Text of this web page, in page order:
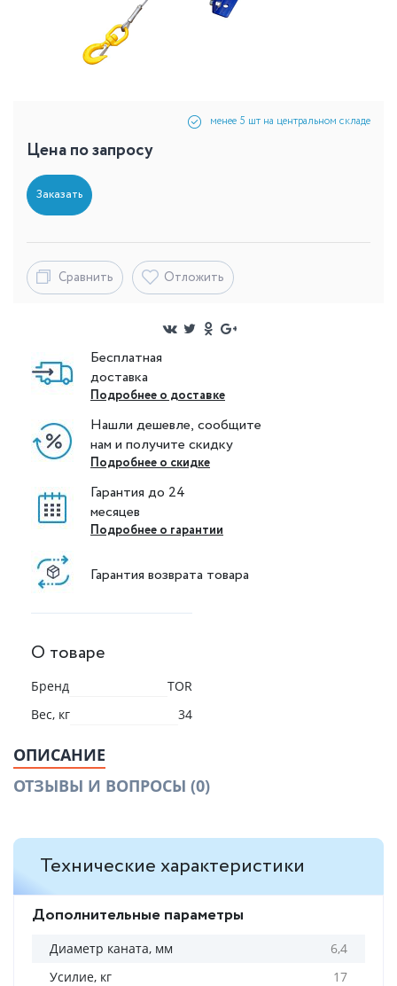
менее 5 шт на центральном складе
Цена по запросу
Заказать
Сравнить Отложить
Бесплатная
доставка
Подробнее о доставке
Нашли дешевле, сообщите
нам и получите скидку
Подробнее о скидке
Гарантия до 24
месяцев
Подробнее о гарантии
Гарантия возврата товара
О товаре
Бренд
TOR
Вес, кг
34
ОПИСАНИЕ
ОТЗЫВЫ И ВОПРОСЫ (0)
Технические характеристики
Дополнительные параметры
Диаметр каната, мм
6,4
Усилие, кг
17